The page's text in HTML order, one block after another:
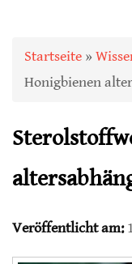
Sie sind hier
Startseite »
Honigbienen
Veröffentlicht am: